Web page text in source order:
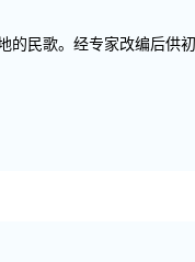
的民歌。经专家改编后供